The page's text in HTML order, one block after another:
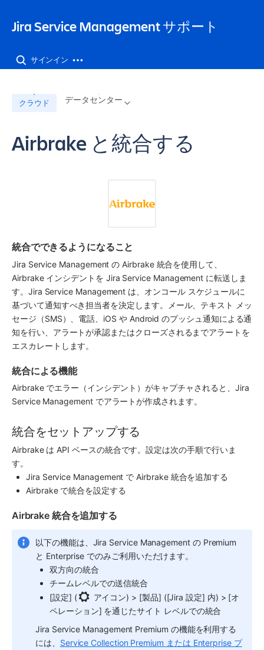
Jira Service Management サポート
サインイン
クラウド データセンター
Airbrake と統合する
統合でできるようになること
Jira Service Management の Airbrake 統合を使用して、
Airbrake インシデントを Jira Service Management に転送しま
す。 Jira Service Management は、オンコール スケジュールに
基づいて通知すべき担当者を決定します。メール、テキスト メッ
セージ（SMS）、電話、iOS や Android のプッシュ通知による通
知を行い、アラートが承認またはクローズされるまでアラートを
エスカレートします。
統合による機能
Airbrake でエラー（インシデント）がキャプチャされると、 Jira
Service Management でアラートが作成されます。
統合をセットアップする
Airbrake は API ベースの統合です。設定は次の手順で行いま
す。
Jira Service Management で Airbrake 統合を追加する
Airbrake で統合を設定する
Airbrake 統合を追加する
以下の機能は、 Jira Service Management の Premium
と Enterprise でのみご利用いただけます。
双方向の統合
チームレベルでの送信統合
[設定] (
アイコン) > [製品] ([Jira 設定] 内) > [オ
ペレーション] を通じたサイト レベルでの統合
Jira Service Management Premium の機能を利用する
には、 Service Collection Premium または Enterprise プ